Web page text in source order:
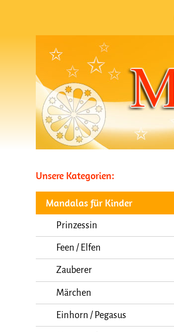
Unsere Kategorien:
Mandalas für Kinder
Prinzessin
Feen / Elfen
Zauberer
Märchen
Einhorn / Pegasus